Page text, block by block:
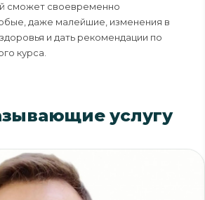
сможет своевременно
даже малейшие, изменения в
и дать рекомендации по
курса.
услугу